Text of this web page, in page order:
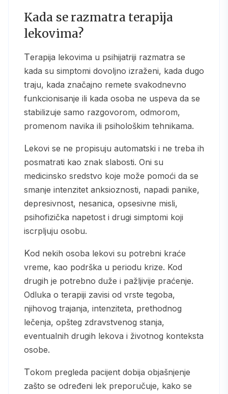
Kada se razmatra terapija
lekovima?
Terapija lekovima u psihijatriji razmatra se
kada su simptomi dovoljno izraženi, kada dugo
traju, kada značajno remete svakodnevno
funkcionisanje ili kada osoba ne uspeva da se
stabilizuje samo razgovorom, odmorom,
promenom navika ili psihološkim tehnikama.
Lekovi se ne propisuju automatski i ne treba ih
posmatrati kao znak slabosti. Oni su
medicinsko sredstvo koje može pomoći da se
smanje intenzitet anksioznosti, napadi panike,
depresivnost, nesanica, opsesivne misli,
psihofizička napetost i drugi simptomi koji
iscrpljuju osobu.
Kod nekih osoba lekovi su potrebni kraće
vreme, kao podrška u periodu krize. Kod
drugih je potrebno duže i pažljivije praćenje.
Odluka o terapiji zavisi od vrste tegoba,
njihovog trajanja, intenziteta, prethodnog
lečenja, opšteg zdravstvenog stanja,
eventualnih drugih lekova i životnog konteksta
osobe.
Tokom pregleda pacijent dobija objašnjenje
zašto se određeni lek preporučuje, kako se